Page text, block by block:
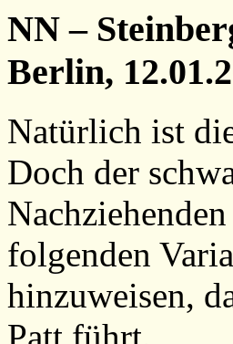
NN –
Berlin,
Natürlich ist
Doch der
folgenden
hinzuweisen,
Patt führt.